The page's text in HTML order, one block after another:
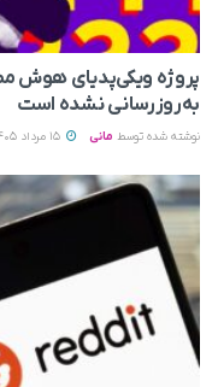
پروژه ویکی‌پدیای هوش
به‌روزرسانی نشده است
نوشته شده توسط مانی